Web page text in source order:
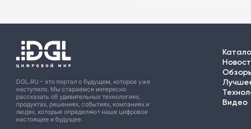
DGL.RU – это портал о будущем, которое уже
наступило. Мы стараемся интересно
рассказать об удивительных технологиях,
продуктах, решениях, событиях, компаниях и
людях, которые определяют наше цифровое
настоящее и будущее.
Видео